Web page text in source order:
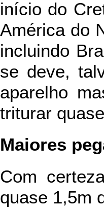
início do
América do
incluindo
se deve,
aparelho
triturar
Maiores
Com
quase 1,5m